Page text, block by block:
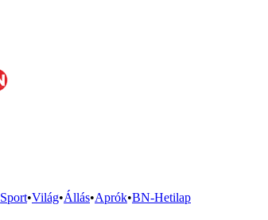
Sport•Világ•Állás•Aprók•BN-Hetilap